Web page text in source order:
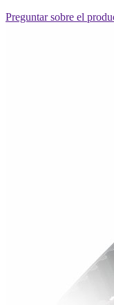
Preguntar sobre el